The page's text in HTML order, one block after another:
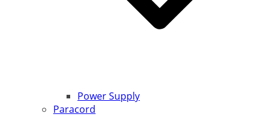
Power Supply
Paracord